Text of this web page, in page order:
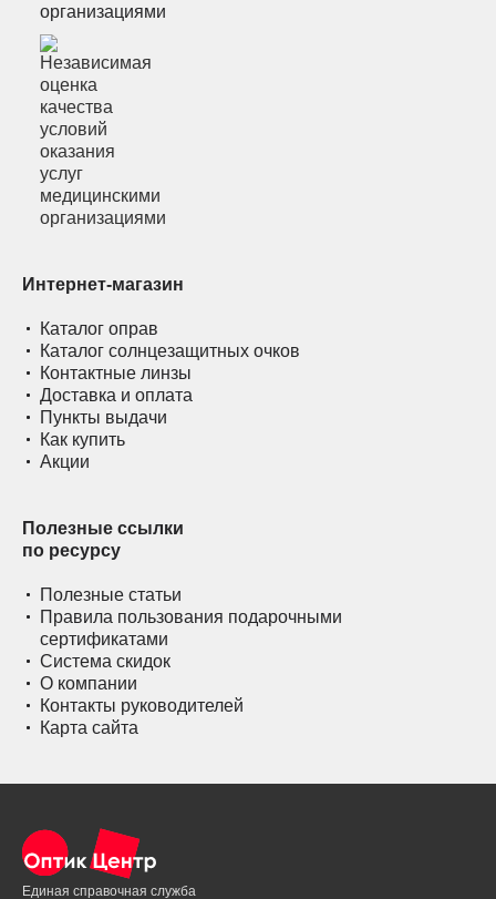
организациями
Интернет-магазин
Каталог оправ
Каталог солнцезащитных очков
Контактные линзы
Доставка и оплата
Пункты выдачи
Как купить
Акции
Полезные ссылки
по ресурсу
Полезные статьи
Правила пользования подарочными
сертификатами
Система скидок
О компании
Контакты руководителей
Карта сайта
Единая справочная служба